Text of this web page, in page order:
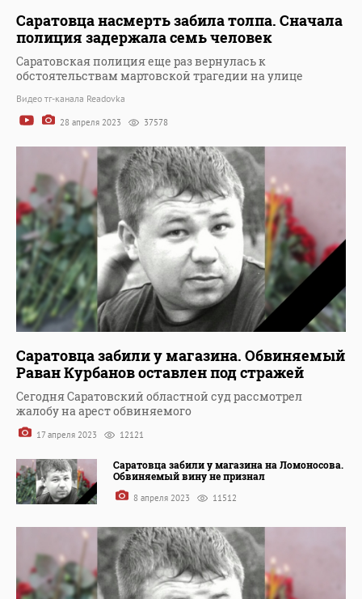
Саратовца насмерть забила толпа. Сначала
полиция задержала семь человек
Саратовская полиция еще раз вернулась к
обстоятельствам мартовской трагедии на улице
Видео тг-канала Readovka
28 апреля 2023 37578
Саратовца забили у магазина. Обвиняемый
Раван Курбанов оставлен под стражей
Сегодня Саратовский областной суд рассмотрел
жалобу на арест обвиняемого
17 апреля 2023 12121
Саратовца забили у магазина на Ломоносова.
Обвиняемый вину не признал
8 апреля 2023 11512